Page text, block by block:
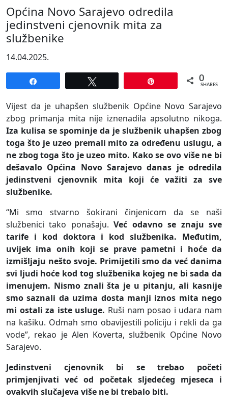
Općina Novo Sarajevo odredila
jedinstveni cjenovnik mita za
službenike
14.04.2025.
0
SHARES
Vijest da je uhapšen službenik Općine Novo Sarajevo
zbog primanja mita nije iznenadila apsolutno nikoga.
Iza kulisa se spominje da je službenik uhapšen zbog
toga što je uzeo premali mito za određenu uslugu, a
ne zbog toga što je uzeo mito. Kako se ovo više ne bi
dešavalo Općina Novo Sarajevo danas je odredila
jedinstveni cjenovnik mita koji će važiti za sve
službenike.
“Mi smo stvarno šokirani činjenicom da se naši
službenici tako ponašaju. Već odavno se znaju sve
tarife i kod doktora i kod službenika. Međutim,
uvijek ima onih koji se prave pametni i hoće da
izmišljaju nešto svoje. Primijetili smo da već danima
svi ljudi hoće kod tog službenika kojeg ne bi sada da
imenujem. Nismo znali šta je u pitanju, ali kasnije
smo saznali da uzima dosta manji iznos mita nego
mi ostali za iste usluge. Ruši nam posao i udara nam
na kašiku. Odmah smo obavijestili policiju i rekli da ga
vode”, rekao je Alen Koverta, službenik Općine Novo
Sarajevo.
Jedinstveni cjenovnik bi se trebao početi
primjenjivati već od početak sljedećeg mjeseca i
ovakvih slučajeva više ne bi trebalo biti.